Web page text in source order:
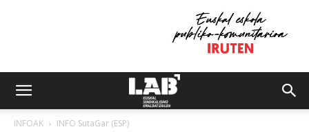
INFOAK INFO SutaGar (ESP)